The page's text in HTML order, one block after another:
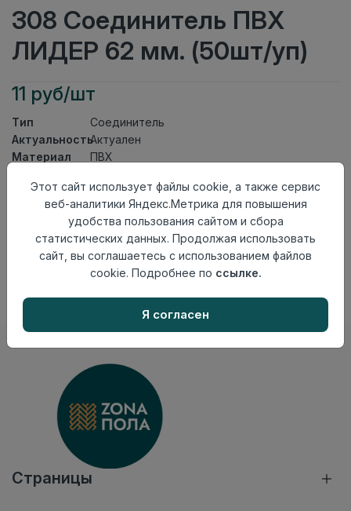
308 Соединитель ПВХ
ЛИДЕР 62 мм. (50шт/уп)
11 руб/шт
Тип
Соединитель
АктуальностьАктуален
Материал
ПВХ
Осталось70 шт
Добавить в корзину
Внимание! Внешний вид товара может отличаться от
представленного на настоящем сайте. Проверяйте
наличие необходимых характеристик и комплектации
Страницы
Этот сайт использует файлы cookie, а также сервис
веб-аналитики Яндекс.Метрика для повышения
удобства пользования сайтом и сбора
статистических данных. Продолжая использовать
сайт, вы соглашаетесь с использованием файлов
cookie. Подробнее по ссылке.
Я согласен